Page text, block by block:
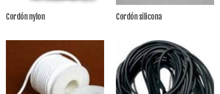
Cordón nylon Cordón silicona